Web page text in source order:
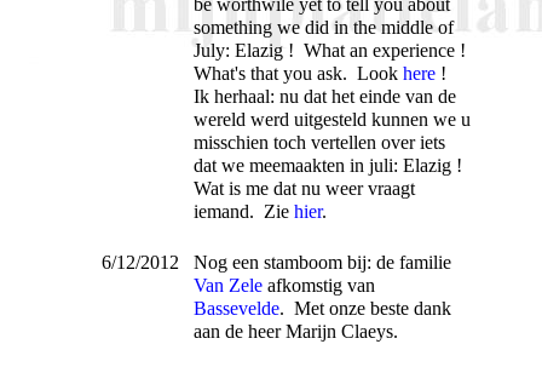
something we did in the middle of
July: Elazig ! What an experience !
What's that you ask. Look here!
Ik herhaal: nu dat het einde van de
wereld werd uitgesteld kunnen we u
misschien toch vertellen over iets
dat we meemaakten in juli: Elazig !
Wat is me dat nu weer vraagt
iemand. Zie hier.
6/12/2012
Nog een stamboom bij: de familie
Van Zeleafkomstig van
Bassevelde. Met onze beste dank
aan de heer Marijn Claeys.